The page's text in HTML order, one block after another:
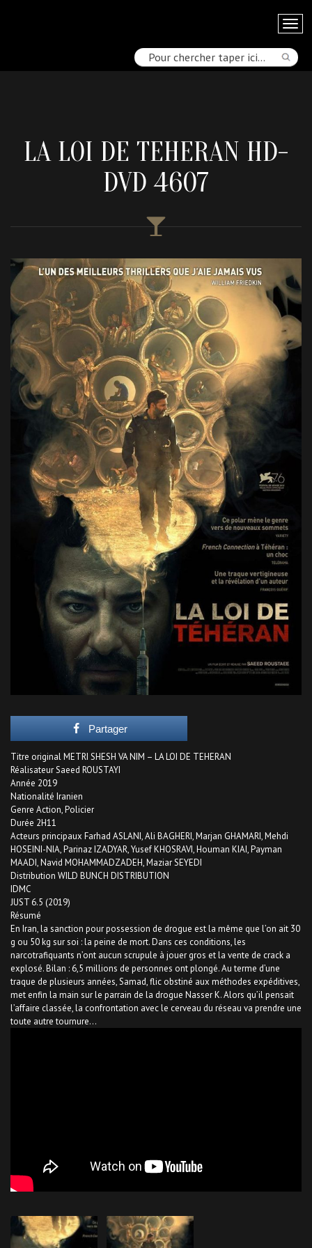
LA LOI DE TEHERAN HD-
DVD 4607
Partager
Titre original METRI SHESH VA NIM – LA LOI DE TEHERAN
Réalisateur Saeed ROUSTAYI
Année 2019
Nationalité Iranien
Genre Action, Policier
Durée 2H11
Acteurs principaux Farhad ASLANI, Ali BAGHERI, Marjan GHAMARI, Mehdi
HOSEINI-NIA, Parinaz IZADYAR, Yusef KHOSRAVI, Houman KIAI, Payman
MAADI, Navid MOHAMMADZADEH, Maziar SEYEDI
Distribution WILD BUNCH DISTRIBUTION
IDMC
JUST 6.5 (2019)
Résumé
En Iran, la sanction pour possession de drogue est la même que l’on ait 30
g ou 50 kg sur soi : la peine de mort. Dans ces conditions, les
narcotrafiquants n’ont aucun scrupule à jouer gros et la vente de crack a
explosé. Bilan : 6,5 millions de personnes ont plongé. Au terme d’une
traque de plusieurs années, Samad, flic obstiné aux méthodes expéditives,
met enfin la main sur le parrain de la drogue Nasser K. Alors qu’il pensait
l’affaire classée, la confrontation avec le cerveau du réseau va prendre une
toute autre tournure…